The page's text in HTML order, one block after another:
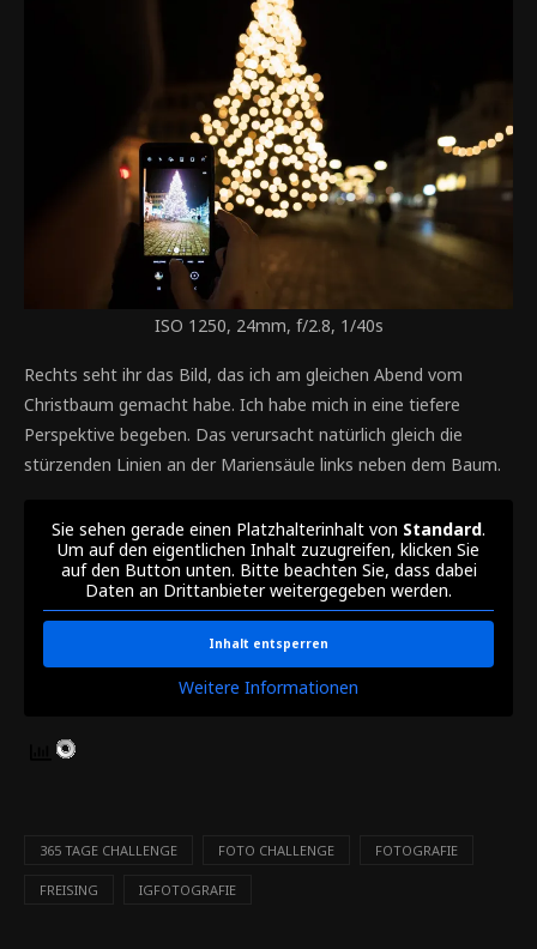
ISO 1250, 24mm, f/2.8, 1/40s
Rechts seht ihr das Bild, das ich am gleichen Abend vom
Christbaum gemacht habe. Ich habe mich in eine tiefere
Perspektive begeben. Das verursacht natürlich gleich die
stürzenden Linien an der Mariensäule links neben dem Baum.
Sie sehen gerade einen Platzhalterinhalt von Standard.
Um auf den eigentlichen Inhalt zuzugreifen, klicken Sie
auf den Button unten. Bitte beachten Sie, dass dabei
Daten an Drittanbieter weitergegeben werden.
Inhalt entsperren
Weitere Informationen
365 TAGE CHALLENGE FOTO CHALLENGE FOTOGRAFIE
FREISING IGFOTOGRAFIE